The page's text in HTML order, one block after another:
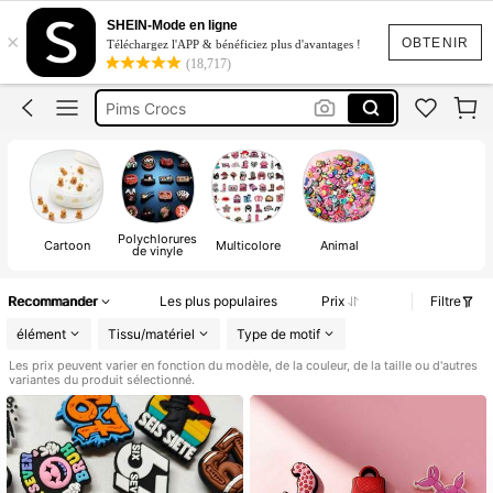
OBTENIR
×
SHEIN-Mode en ligne
Téléchargez l'APP & bénéficiez plus d'avantages !
(18,717)
Pims
Pins
Pims Crocs
Pins Pour Crocs Hello Kitty
Pims
Cartoon Polychlorures
de vinyle Multicolore Animal
Recommander Les plus populaires Prix
Filtre
élément
Tissu/matériel Type de motif
Les prix peuvent varier en fonction du modèle, de la couleur, de la taille ou d'autres
variantes du produit sélectionné.